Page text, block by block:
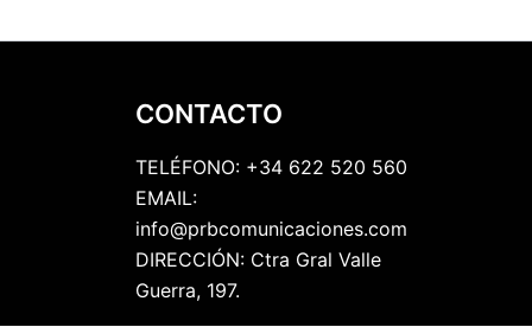
CONTACTO
TELÉFONO: +34 622 520 560
EMAIL:
info@prbcomunicaciones.com
DIRECCIÓN: Ctra Gral Valle
Guerra, 197.